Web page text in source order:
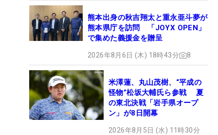
熊本出身の秋吉翔太と重永亜斗夢が
熊本県庁を訪問 「JOYX OPEN」
で集めた義援金を贈呈
2026年8月6日 (木) 18時43分 8
米澤蓮、丸山茂樹、“平成の
怪物”松坂大輔氏ら参戦 夏
の東北決戦「岩手県オープ
ン」が8日開幕
2026年8月5日 (水) 11時30分